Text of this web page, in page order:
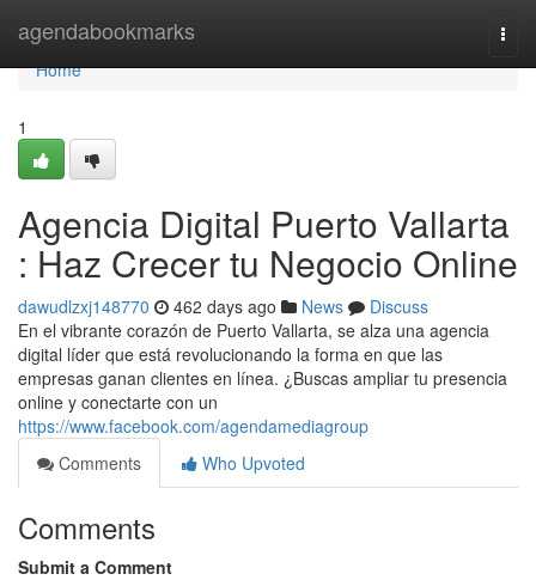
agendabookmarks
Home
Home
1
Agencia Digital Puerto Vallarta
: Haz Crecer tu Negocio Online
dawudlzxj148770 462 days ago News
Discuss
En el vibrante corazón de Puerto Vallarta, se alza una agencia
digital líder que está revolucionando la forma en que las
empresas ganan clientes en línea. ¿Buscas ampliar tu presencia
online y conectarte con un
https://www.facebook.com/agendamediagroup
Comments
Who Upvoted
Comments
Submit a Comment